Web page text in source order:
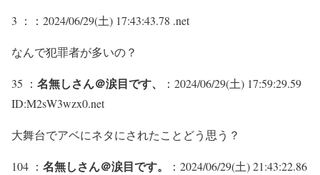
3 ： ：2024/06/29(土) 17:43:43.78 .net
なんで犯罪者が多いの？
35 ： 名無しさん＠涙目です、
：2024/06/29(土) 17:59:29.59
ID:M2sW3wzx0.net
大舞台でアベにネタにされたことどう思う？
104 ： 名無しさん＠涙目です。
：2024/06/29(土) 21:43:22.86